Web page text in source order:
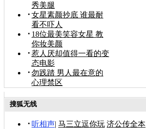
秀美腿
女星素颜抄底 谁最耐
看不吓人
18位最美笑容女星 教
你妆美颜
惹人厌却值得一看的变
态电影
勿践踏 男人最在意的
心理禁区
搜狐无线
听相声| 马三立逗你玩 济公传全本